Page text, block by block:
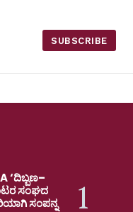
SUBSCRIBE
‘ದಿಬ್ಬಣ–
ಸಂಘದ
ಸಂಪನ್ನ